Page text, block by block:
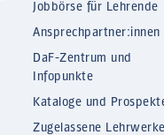
Jobbörse für Lehrende
Ansprechpartner:innen
DaF-Zentrum und
Infopunkte
Kataloge und
Zugelassene